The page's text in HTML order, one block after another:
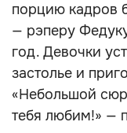
порцию кадров
— рэперу
год. Девочки
застолье и
«Небольшой
тебя любим!» —